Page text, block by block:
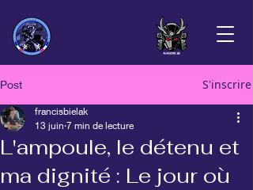
Post S'inscrire
L'ampoule, le détenu et
ma dignité : Le jour où
francisbielak
13 juin 7 min de lecture